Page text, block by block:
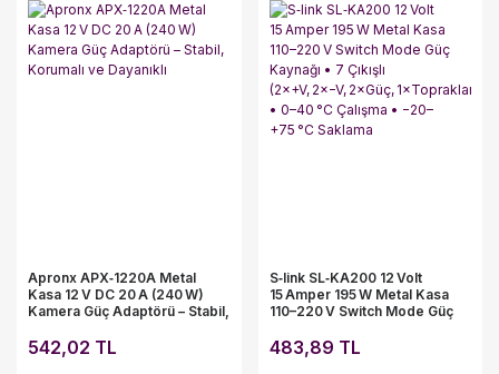
Apronx APX‑1220A Metal
Kasa 12 V DC 20 A (240 W)
Kamera Güç Adaptörü – Stabil,
542,02 TL
S‑link SL‑KA200 12 Volt
15 Amper 195 W Metal Kasa
110–220 V Switch Mode Güç
(2×+V, 2×−V, 2×Güç,
• 0–40 °C Çalışma • −20–
483,89 TL